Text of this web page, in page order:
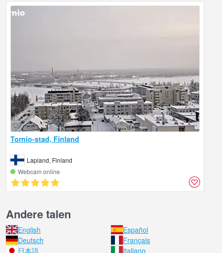
Tornio-stad, Finland
Lapland, Finland
Webcam online
Andere talen
English
Español
Deutsch
Français
日本語
Italiano